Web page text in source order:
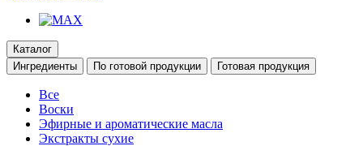
Каталог
Ингредиенты
По готовой продукции Готовая продукция
Все
Воски
Эфирные и ароматические масла
Экстракты сухие